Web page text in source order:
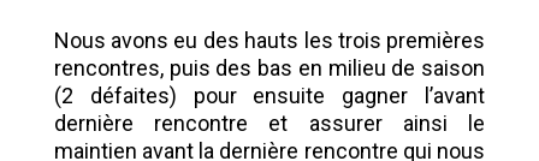
Nous avons eu des hauts les trois premières
rencontres, puis des bas en milieu de saison
(2 défaites) pour ensuite gagner l’avant
dernière rencontre et assurer ainsi le
maintien avant la dernière rencontre qui nous